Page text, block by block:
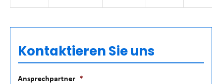
Kontaktieren Sie uns
Ansprechpartner *